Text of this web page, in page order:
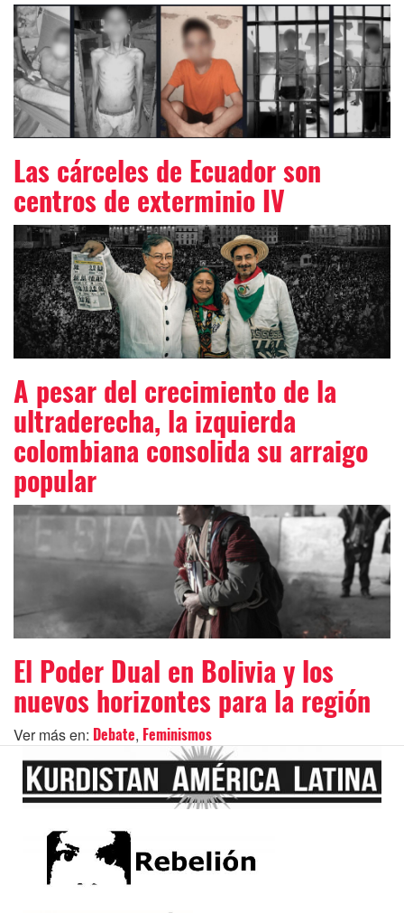
Las cárceles de Ecuador son
centros de exterminio IV
A pesar del crecimiento de la
ultraderecha, la izquierda
colombiana consolida su arraigo
popular
El Poder Dual en Bolivia y los
nuevos horizontes para la región
Ver más en: Debate, Feminismos